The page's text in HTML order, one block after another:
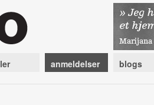
anmeldelser blogs